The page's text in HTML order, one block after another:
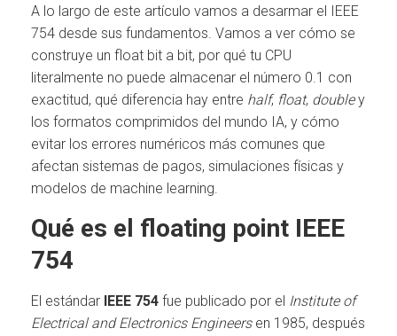
A lo largo de este artículo vamos a desarmar el IEEE
754 desde sus fundamentos. Vamos a ver cómo se
construye un float bit a bit, por qué tu CPU
literalmente no puede almacenar el número 0.1 con
exactitud, qué diferencia hay entre half, float, doubley
los formatos comprimidos del mundo IA, y cómo
evitar los errores numéricos más comunes que
afectan sistemas de pagos, simulaciones físicas y
modelos de machine learning.
Qué es el floating point IEEE
754
El estándar IEEE 754 fue publicado por el Institute of
Electrical and Electronics Engineersen 1985, después